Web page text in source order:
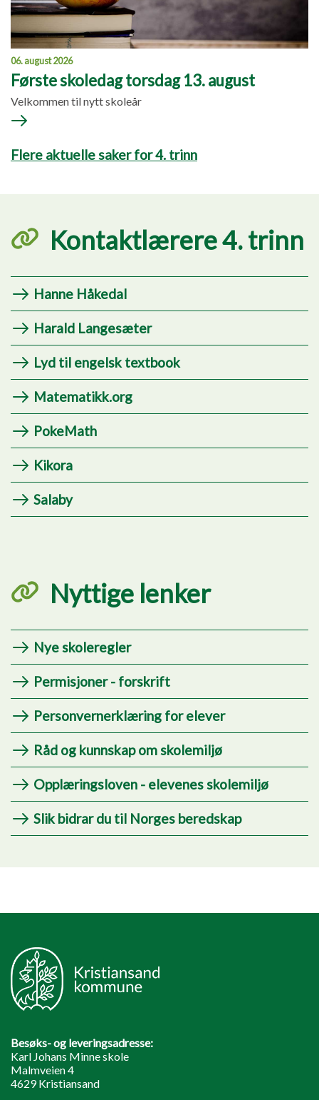
06. august 2026
Første skoledag torsdag 13. august
Velkommen til nytt skoleår
Flere aktuelle saker for 4. trinn
Kontaktlærere 4. trinn
Hanne Håkedal
Harald Langesæter
Lyd til engelsk textbook
Matematikk.org
PokeMath
Kikora
Salaby
Nyttige lenker
Nye skoleregler
Permisjoner - forskrift
Personvernerklæring for elever
Råd og kunnskap om skolemiljø
Opplæringsloven - elevenes skolemiljø
Slik bidrar du til Norges beredskap
Besøks- og leveringsadresse:
Karl Johans Minne skole
Malmveien 4
4629 Kristiansand